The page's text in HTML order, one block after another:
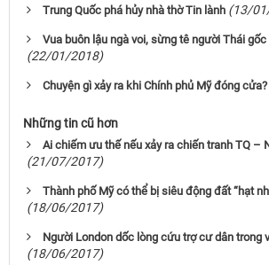
Trung Quốc phá hủy nhà thờ Tin lành (13/
Vua buôn lậu ngà voi, sừng tê người Thái
(22/01/2018)
Chuyện gì xảy ra khi Chính phủ Mỹ đóng cửa?
Những tin cũ hơn
Ai chiếm ưu thế nếu xảy ra chiến tranh TQ –
(21/07/2017)
Thành phố Mỹ có thể bị siêu động đất “hạt
(18/06/2017)
Người London dốc lòng cứu trợ cư dân trong
(18/06/2017)